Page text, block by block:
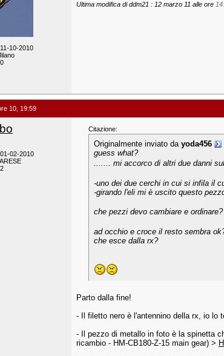
10-2010
Ultima modifica di ddm21 : 12 marzo 11 alle ore
10, 19:59
02-2010
Citazione:
Originalmente inviato da yoda456
guess what?
....... mi accorco di altri due danni
-uno dei due cerchi in cui si infila il
-girando l'eli mi è uscito questo
che pezzi devo cambiare e
ad occhio e croce il resto sembra
che esce dalla rx?
Parto dalla fine!
- Il filetto nero è l'antennino della rx, io lo
- Il pezzo di metallo in foto è la spinetta
ricambio - HM-CB180-Z-15 main gear) >